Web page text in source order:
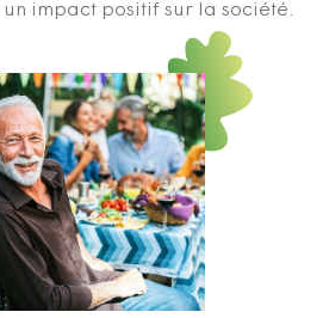
impact positif sur la société.